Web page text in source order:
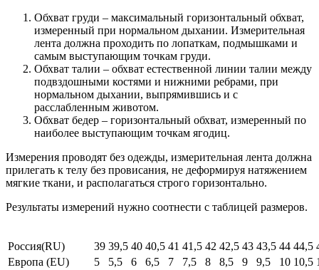
Обхват груди – максимальный горизонтальный обхват,
измеренный при нормальном дыхании. Измерительная
лента должна проходить по лопаткам, подмышками и
самым выступающим точкам груди.
Обхват талии – обхват естественной линии талии между
подвздошными костями и нижними ребрами, при
нормальном дыхании, выпрямившись и с
расслабленным животом.
Обхват бедер – горизонтальный обхват, измеренный по
наиболее выступающим точкам ягодиц.
Измерения проводят без одежды, измерительная лента должна
прилегать к телу без провисания, не деформируя натяжением
мягкие ткани, и располагаться строго горизонтально.
Результаты измерений нужно соотнести с таблицей размеров.
Россия(RU) 39 39,5 40 40,5 41 41,5 42 42,5 43 43,5 44 44,5
Европа (EU)
5 5,5 6 6,5 7 7,5 8 8,5 9 9,5 10 10,5